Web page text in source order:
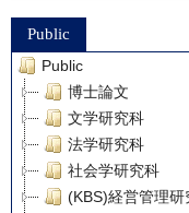
Public
Public
博士論文
文学研究科
法学研究科
社会学研究科
(KBS)経営管理研